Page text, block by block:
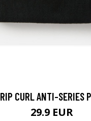
RIP CURL ANTI-SERIES
29.9 EUR